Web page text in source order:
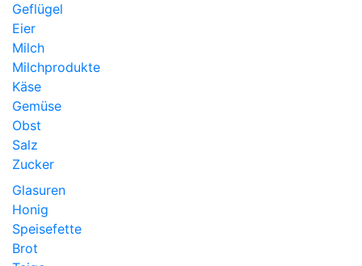
Geflügel
Eier
Milch
Milchprodukte
Käse
Gemüse
Obst
Salz
Zucker
Glasuren
Honig
Speisefette
Brot